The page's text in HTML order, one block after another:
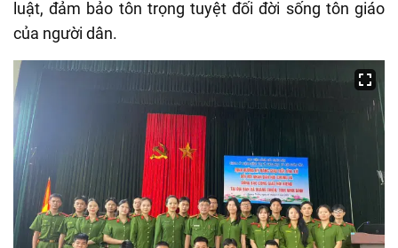
luật, đảm bảo tôn trọng tuyệt đối đời sống tôn giáo
của người dân.